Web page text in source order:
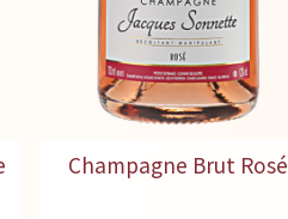
Champagne Brut Rosé